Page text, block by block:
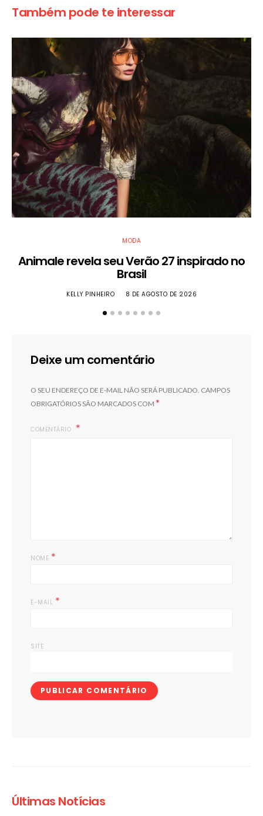
Também pode te interessar
MODA
Animale revela seu Verão 27 inspirado no
Brasil
KELLY PINHEIRO 8 DE AGOSTO DE 2026
Deixe um comentário
O SEU ENDEREÇO DE E-MAIL NÃO SERÁ PUBLICADO. CAMPOS
OBRIGATÓRIOS SÃO MARCADOS COM *
COMENTÁRIO
NOME *
E-MAIL *
SITE
Últimas Notícias